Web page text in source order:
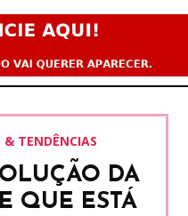
TENDÊNCIAS
DA
QUE ESTÁ